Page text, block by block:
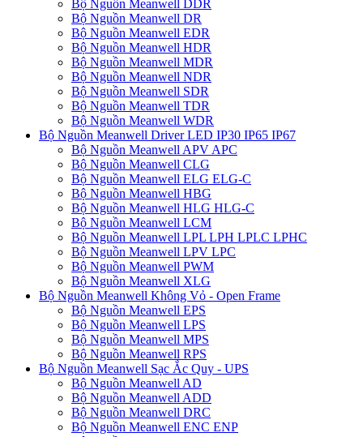
Bộ Nguồn Meanwell DDR
Bộ Nguồn Meanwell DR
Bộ Nguồn Meanwell EDR
Bộ Nguồn Meanwell HDR
Bộ Nguồn Meanwell MDR
Bộ Nguồn Meanwell NDR
Bộ Nguồn Meanwell SDR
Bộ Nguồn Meanwell TDR
Bộ Nguồn Meanwell WDR
Bộ Nguồn Meanwell Driver LED IP30 IP65 IP67
Bộ Nguồn Meanwell APV APC
Bộ Nguồn Meanwell CLG
Bộ Nguồn Meanwell ELG ELG-C
Bộ Nguồn Meanwell HBG
Bộ Nguồn Meanwell HLG HLG-C
Bộ Nguồn Meanwell LCM
Bộ Nguồn Meanwell LPL LPH LPLC LPHC
Bộ Nguồn Meanwell LPV LPC
Bộ Nguồn Meanwell PWM
Bộ Nguồn Meanwell XLG
Bộ Nguồn Meanwell Không Vỏ - Open Frame
Bộ Nguồn Meanwell EPS
Bộ Nguồn Meanwell LPS
Bộ Nguồn Meanwell MPS
Bộ Nguồn Meanwell RPS
Bộ Nguồn Meanwell Sạc Ắc Quy - UPS
Bộ Nguồn Meanwell AD
Bộ Nguồn Meanwell ADD
Bộ Nguồn Meanwell DRC
Bộ Nguồn Meanwell ENC ENP